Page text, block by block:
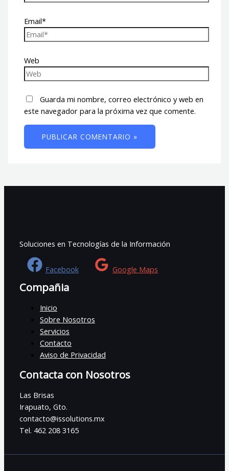
Email*
Web
Guarda mi nombre, correo electrónico y web en
este navegador para la próxima vez que comente.
Soluciones en Tecnologías de la Información
Facebook Google Maps
Compañia
Inicio
Sobre Nosotros
Servicios
Contacto
Aviso de Privacidad
Contacta con Nosotros
Las Brisas
Irapuato, Gto.
contacto@issolutions.mx
Tel. 462 208 3165